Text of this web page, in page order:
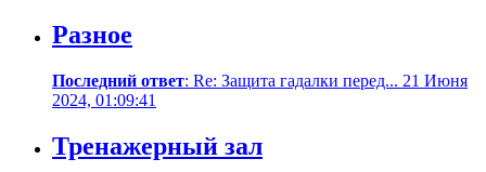
Разное
Последний ответ: Re: Защита гадалки перед... 21 Июня
2024, 01:09:41
Тренажерный зал